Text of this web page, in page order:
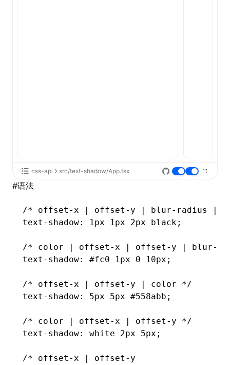
css-api src/text-shadow/App.tsx
#语法
/* offset-x | offset-y | blur-radius |
text-shadow: 1px 1px 2px black;
/* color | offset-x | offset-y | blur-
text-shadow: #fc0 1px 0 10px;
/* offset-x | offset-y | color */
text-shadow: 5px 5px #558abb;
/* color | offset-x | offset-y */
text-shadow: white 2px 5px;
/* offset-x | offset-y